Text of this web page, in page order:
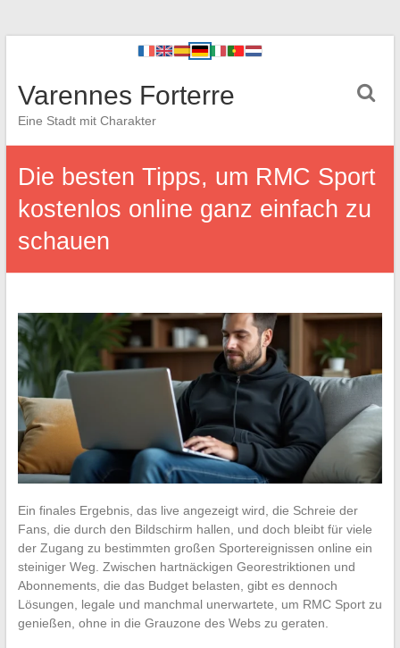
Varennes Forterre
Eine Stadt mit Charakter
Die besten Tipps, um RMC Sport
kostenlos online ganz einfach zu
schauen
Ein finales Ergebnis, das live angezeigt wird, die Schreie der
Fans, die durch den Bildschirm hallen, und doch bleibt für viele
der Zugang zu bestimmten großen Sportereignissen online ein
steiniger Weg. Zwischen hartnäckigen Georestriktionen und
Abonnements, die das Budget belasten, gibt es dennoch
Lösungen, legale und manchmal unerwartete, um RMC Sport zu
genießen, ohne in die Grauzone des Webs zu geraten.